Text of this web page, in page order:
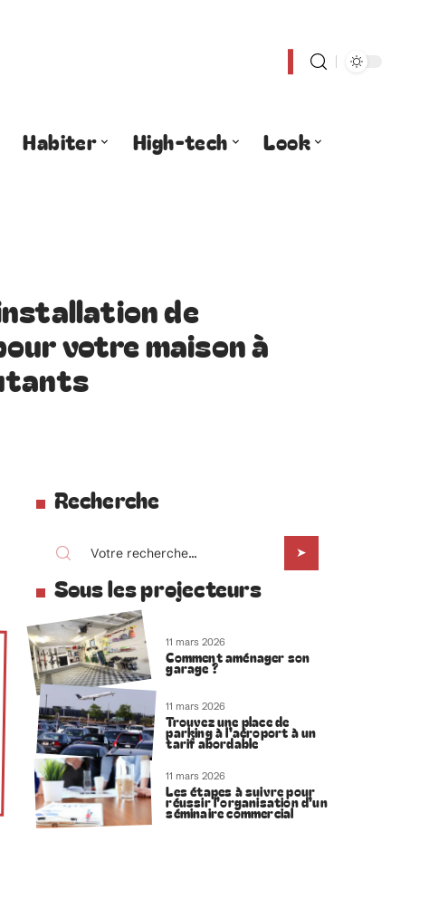
Habiter High-tech
Look
de
votre maison à
Recherche
Sous les projecteurs
11 mars 2026
Comment aménager son
garage ?
11 mars 2026
Trouvez une place de
parking à l’aéroport à un
tarif abordable
11 mars 2026
Les étapes à suivre pour
réussir l’organisation d’un
séminaire commercial